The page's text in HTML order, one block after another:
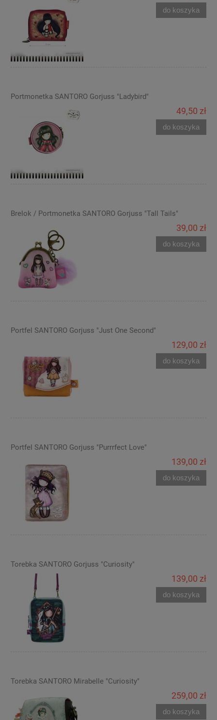
do koszyka
Portmonetka SANTORO Gorjuss "Ladybird"
49,50 zł
do koszyka
Brelok / Portmonetka SANTORO Gorjuss "Tall Tails"
39,00 zł
do koszyka
Portfel SANTORO Gorjuss "Just One Second"
129,00 zł
do koszyka
Portfel SANTORO Gorjuss "Purrrfect Love"
139,00 zł
do koszyka
Torebka SANTORO Gorjuss "Curiosity"
139,00 zł
do koszyka
Torebka SANTORO Mirabelle "Curiosity"
259,00 zł
do koszyka